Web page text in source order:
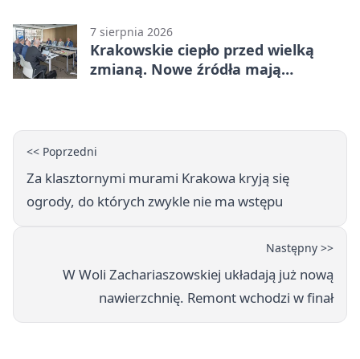
ważnymi punktami
7 sierpnia 2026
Krakowskie ciepło przed wielką
zmianą. Nowe źródła mają
<< Poprzedni
Za klasztornymi murami Krakowa kryją się
ogrody, do których zwykle nie ma wstępu
Następny >>
W Woli Zachariaszowskiej układają już nową
nawierzchnię. Remont wchodzi w finał